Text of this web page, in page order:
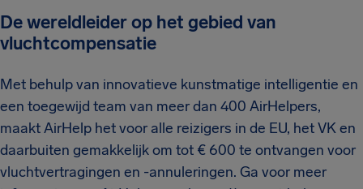
De wereldleider op het gebied van
vluchtcompensatie
Met behulp van innovatieve kunstmatige intelligentie en
een toegewijd team van meer dan 400 AirHelpers,
maakt AirHelp het voor alle reizigers in de EU, het VK en
daarbuiten gemakkelijk om tot € 600 te ontvangen voor
vluchtvertragingen en -annuleringen. Ga voor meer